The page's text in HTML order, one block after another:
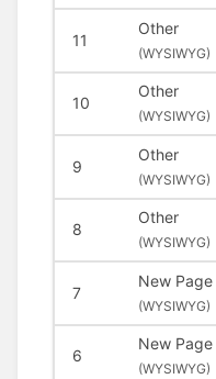
11
Other
(WYSIWYG)
10
Other
(WYSIWYG)
9
Other
(WYSIWYG)
8
Other
(WYSIWYG)
7
New Page
(WYSIWYG)
6
New Page
(WYSIWYG)